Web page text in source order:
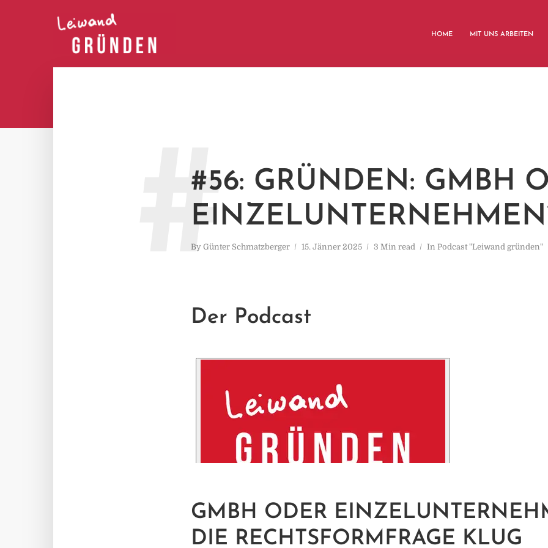
HOME MIT UNS ARBEITEN
#56: GRÜNDEN: GMBH
By Günter Schmatzberger 15. Jänner 2025 3 Min read In Podcast "Leiwand gründen"
#
Der Podcast
GMBH ODER
DIE RECHTSFORMFRAGE KLUG